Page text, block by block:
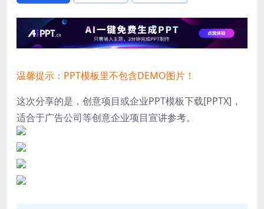
温馨提示：PPT模板里不包含DEMO图片！
这次分享的是，创意项目或企业PPT模板下载[PPTX]，
适合于广告公司等创意企业项目宣讲参考。